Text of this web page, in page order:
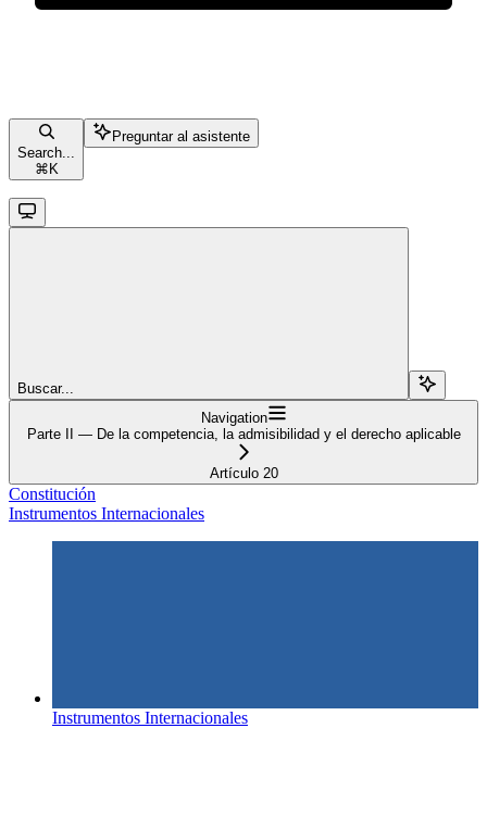
Search...
⌘ K
Preguntar al asistente
Buscar...
Navigation
Parte II — De la competencia, la admisibilidad y el derecho aplicable
Artículo 20
Constitución
Instrumentos Internacionales
Instrumentos Internacionales